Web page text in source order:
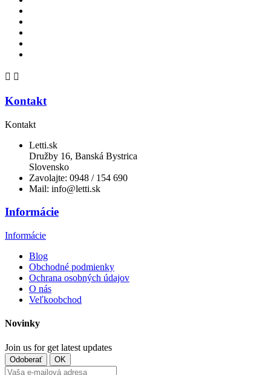
 
Kontakt
Kontakt
Letti.sk
Družby 16, Banská Bystrica
Slovensko
Zavolajte: 0948 / 154 690
Mail: info@letti.sk
Informácie
Informácie
Blog
Obchodné podmienky
Ochrana osobných údajov
O nás
Veľkoobchod
Novinky
Join us for get latest updates